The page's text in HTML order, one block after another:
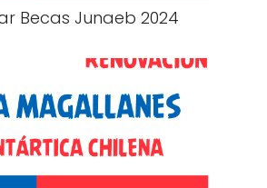
Becas Junaeb 2024